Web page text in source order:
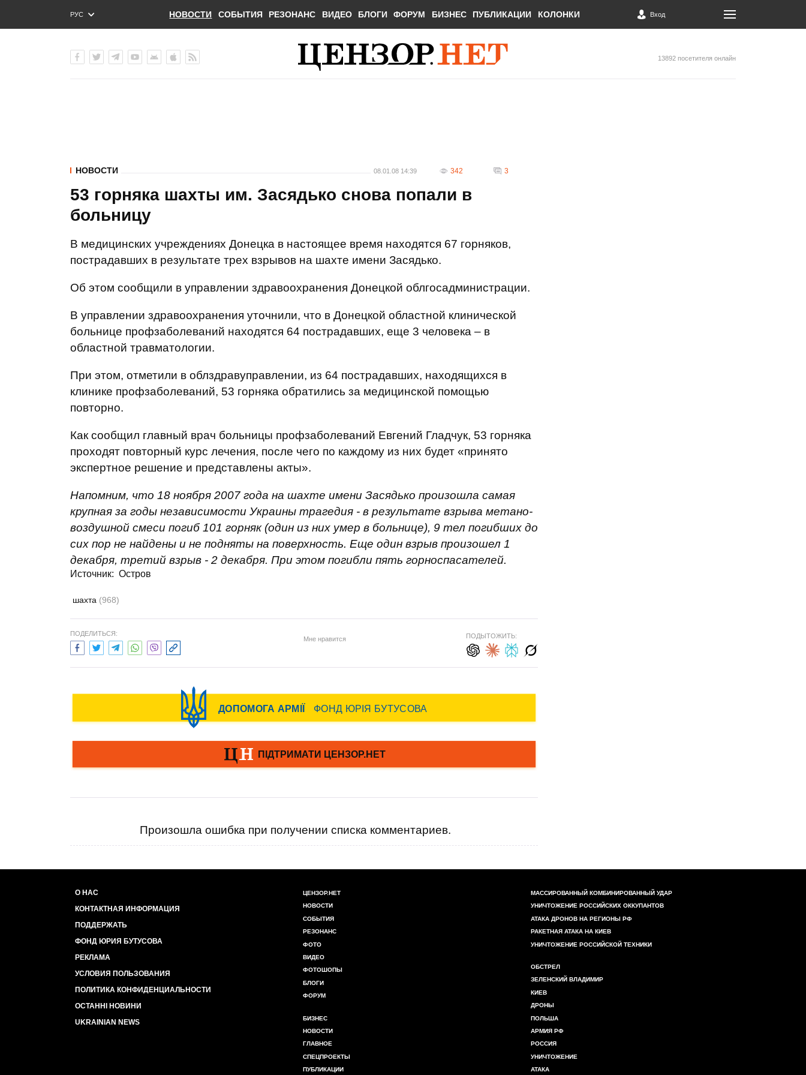
РУС
ENG
НОВОСТИ СОБЫТИЯ РЕЗОНАНС ВИДЕО БЛОГИ ФОРУМ БИЗНЕС ПУБЛИКАЦИИ КОЛОНКИ Вход
13892 посетителя онлайн
НОВОСТИ 08.01.08 14:39 342 3
53 горняка шахты им. Засядько снова попали в
больницу
В медицинских учреждениях Донецка в настоящее время находятся 67 горняков,
пострадавших в результате трех взрывов на шахте имени Засядько.
Об этом сообщили в управлении здравоохранения Донецкой облгосадминистрации.
В управлении здравоохранения уточнили, что в Донецкой областной клинической
больнице профзаболеваний находятся 64 пострадавших, еще 3 человека – в
областной травматологии.
При этом, отметили в облздравуправлении, из 64 пострадавших, находящихся в
клинике профзаболеваний, 53 горняка обратились за медицинской помощью
повторно.
Как сообщил главный врач больницы профзаболеваний Евгений Гладчук, 53 горняка
проходят повторный курс лечения, после чего по каждому из них будет «принято
экспертное решение и представлены акты».
Напомним, что 18 ноября 2007 года на шахте имени Засядько произошла самая
крупная за годы независимости Украины трагедия - в результате взрыва метано-
воздушной смеси погиб 101 горняк (один из них умер в больнице), 9 тел погибших до
сих пор не найдены и не подняты на поверхность. Еще один взрыв произошел 1
декабря, третий взрыв - 2 декабря. При этом погибли пять горноспасателей.
Источник: Остров
шахта (968)
ПОДЕЛИТЬСЯ:
Мне нравится ПОДЫТОЖИТЬ:
Произошла ошибка при получении списка комментариев.
О НАС
КОНТАКТНАЯ ИНФОРМАЦИЯ
ПОДДЕРЖАТЬ
ФОНД ЮРИЯ БУТУСОВА
РЕКЛАМА
УСЛОВИЯ ПОЛЬЗОВАНИЯ
ПОЛИТИКА КОНФИДЕНЦИАЛЬНОСТИ
ОСТАННІ НОВИНИ
UKRAINIAN NEWS
ЦЕНЗОР.НЕТ
НОВОСТИ
СОБЫТИЯ
РЕЗОНАНС
ФОТО
ВИДЕО
ФОТОШОПЫ
БЛОГИ
ФОРУМ
БИЗНЕС
НОВОСТИ
ГЛАВНОЕ
СПЕЦПРОЕКТЫ
ПУБЛИКАЦИИ
МАССИРОВАННЫЙ КОМБИНИРОВАННЫЙ УДАР
УНИЧТОЖЕНИЕ РОССИЙСКИХ ОККУПАНТОВ
АТАКА ДРОНОВ НА РЕГИОНЫ РФ
РАКЕТНАЯ АТАКА НА КИЕВ
УНИЧТОЖЕНИЕ РОССИЙСКОЙ ТЕХНИКИ
ОБСТРЕЛ
ЗЕЛЕНСКИЙ ВЛАДИМИР
КИЕВ
ДРОНЫ
ПОЛЬША
АРМИЯ РФ
РОССИЯ
УНИЧТОЖЕНИЕ
АТАКА